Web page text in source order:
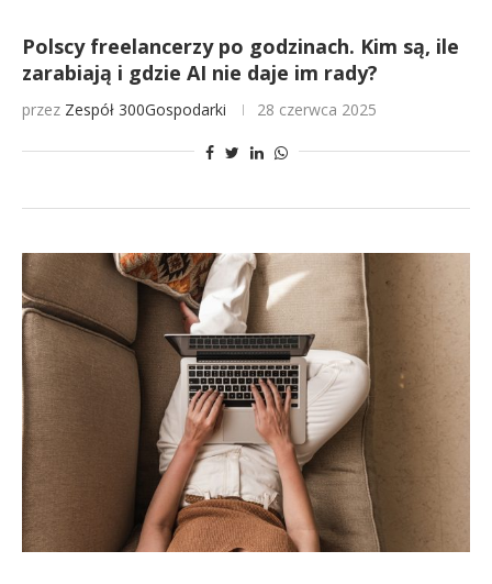
Polscy freelancerzy po godzinach. Kim są, ile
zarabiają i gdzie AI nie daje im rady?
przez Zespół 300Gospodarki 28 czerwca 2025